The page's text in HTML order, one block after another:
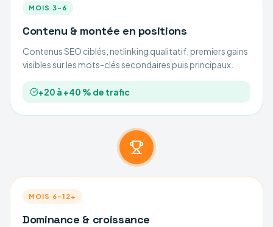
MOIS 3–6
Contenu & montée en positions
Contenus SEO ciblés, netlinking qualitatif, premiers gains
visibles sur les mots-clés secondaires puis principaux.
+20 à +40 % de trafic
MOIS 6–12+
Dominance & croissance